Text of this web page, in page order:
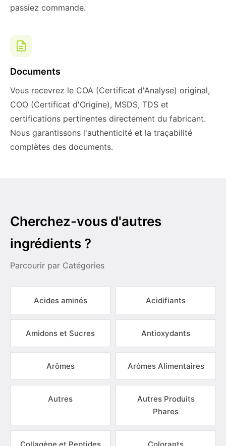
passiez commande.
Documents
Vous recevrez le COA (Certificat d'Analyse) original,
COO (Certificat d'Origine), MSDS, TDS et
certifications pertinentes directement du fabricant.
Nous garantissons l'authenticité et la traçabilité
complètes des documents.
Cherchez-vous d'autres
ingrédients ?
Parcourir par Catégories
Acides aminés Acidifiants
Amidons et Sucres Antioxydants
Arômes Arômes Alimentaires
Autres
Autres Produits
Phares